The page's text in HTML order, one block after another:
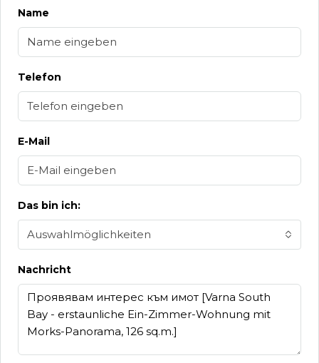
Name
Telefon
E-Mail
Das bin ich:
Auswahlmöglichkeiten
Nachricht